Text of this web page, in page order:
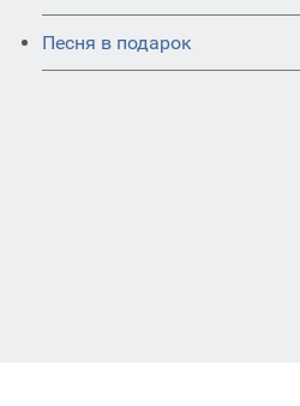
Песня в подарок